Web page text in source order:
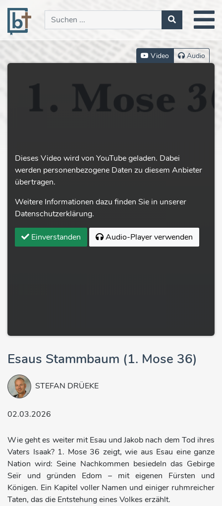
Video Audio
Dieses Video wird von YouTube geladen. Dabei
werden personenbezogene Daten zu diesem Anbieter
übertragen.
Weitere Informationen dazu finden Sie in unserer
Datenschutzerklärung.
Einverstanden Audio-Player verwenden
Esaus Stammbaum (1. Mose 36)
STEFAN DRÜEKE
02.03.2026
Wie geht es weiter mit Esau und Jakob nach dem Tod ihres
Vaters Isaak? 1. Mose 36 zeigt, wie aus Esau eine ganze
Nation wird: Seine Nachkommen besiedeln das Gebirge
Seïr und gründen Edom – mit eigenen Fürsten und
Königen. Ein Kapitel voller Namen und einiger ruhmreicher
Taten, das die Entstehung eines Volkes erzählt.